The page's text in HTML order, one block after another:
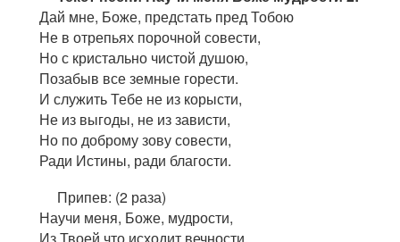
Дай мне, Боже, предстать пред Тобою
Не в отрепьях порочной совести,
Но с кристально чистой душою,
Позабыв все земные горести.
И служить Тебе не из корысти,
Не из выгоды, не из зависти,
Но по доброму зову совести,
Ради Истины, ради благости.
Припев: (2 раза)
Научи меня, Боже, мудрости,
Из Твоей что исходит вечности,